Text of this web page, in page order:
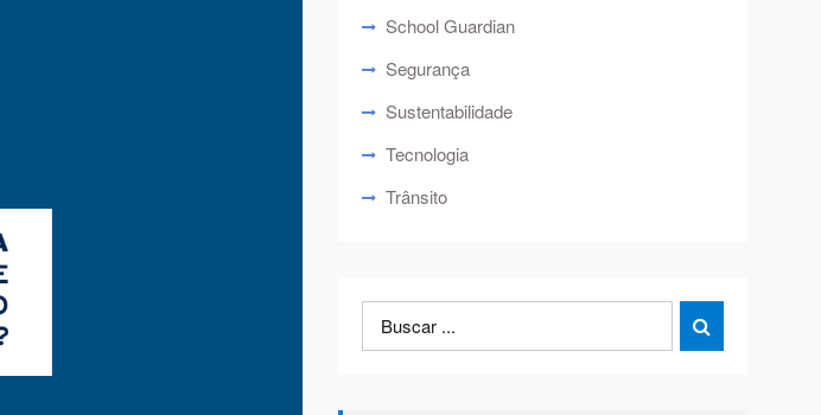
School Guardian
Segurança
Sustentabilidade
Tecnologia
Trânsito
Search
for:
